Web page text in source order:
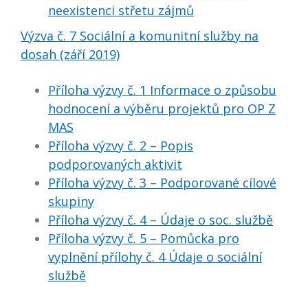
neexistenci střetu zájmů
Výzva č. 7 Sociální a komunitní služby na
dosah (září 2019)
Příloha výzvy č. 1 Informace o způsobu
hodnocení a výběru projektů pro OP Z
MAS
Příloha výzvy č. 2 – Popis
podporovaných aktivit
Příloha výzvy č. 3 – Podporované cílové
skupiny
Příloha výzvy č. 4 – Údaje o soc. službě
Příloha výzvy č. 5 – Pomůcka pro
vyplnění přílohy č. 4 Údaje o sociální
službě